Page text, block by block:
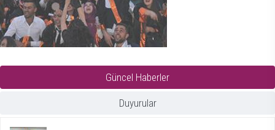
Güncel Haberler
Duyurular